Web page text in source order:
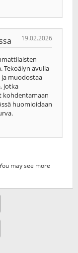
19.02.2026
Tekoälyn avulla
muodostaa
jotka
kohdentamaan
huomioidaan
may see more